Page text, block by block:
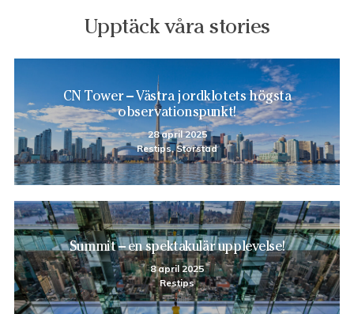
Upptäck våra stories
CN Tower – Västra jordklotets högsta
observationspunkt!
28 april 2025
Restips, Storstad
Summit – en spektakulär upplevelse!
8 april 2025
Restips